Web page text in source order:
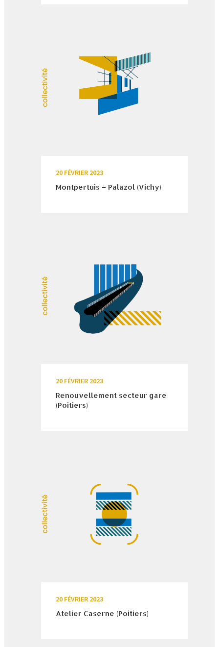
20 FÉVRIER 2023
Montpertuis – Palazol (Vichy)
20 FÉVRIER 2023
Renouvellement secteur gare
(Poitiers)
20 FÉVRIER 2023
Atelier Caserne (Poitiers)